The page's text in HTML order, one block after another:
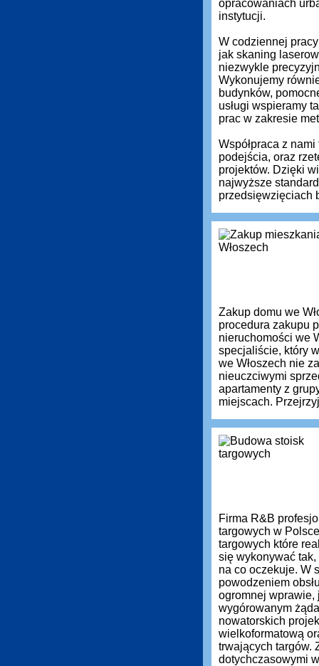
opracowaniach
instytucji.
W codziennej
jak skaning
niezwykle
Wykonujemy
budynków,
usługi wspieramy
prac w zakresie
Współpraca z
podejścia, oraz
projektów. Dzięki
najwyższe
przedsięwzięciach
Zakup domu we
procedura zakupu
nieruchomości we
specjaliście, który
we Włoszech nie
nieuczciwymi
apartamenty z
miejscach.
Firma R&B
targowych w
targowych które
się wykonywać tak,
na co oczekuje. W
powodzeniem
ogromnej wprawie,
wygórowanym
nowatorskich
wielkoformatową
trwających targów.
dotychczasowymi